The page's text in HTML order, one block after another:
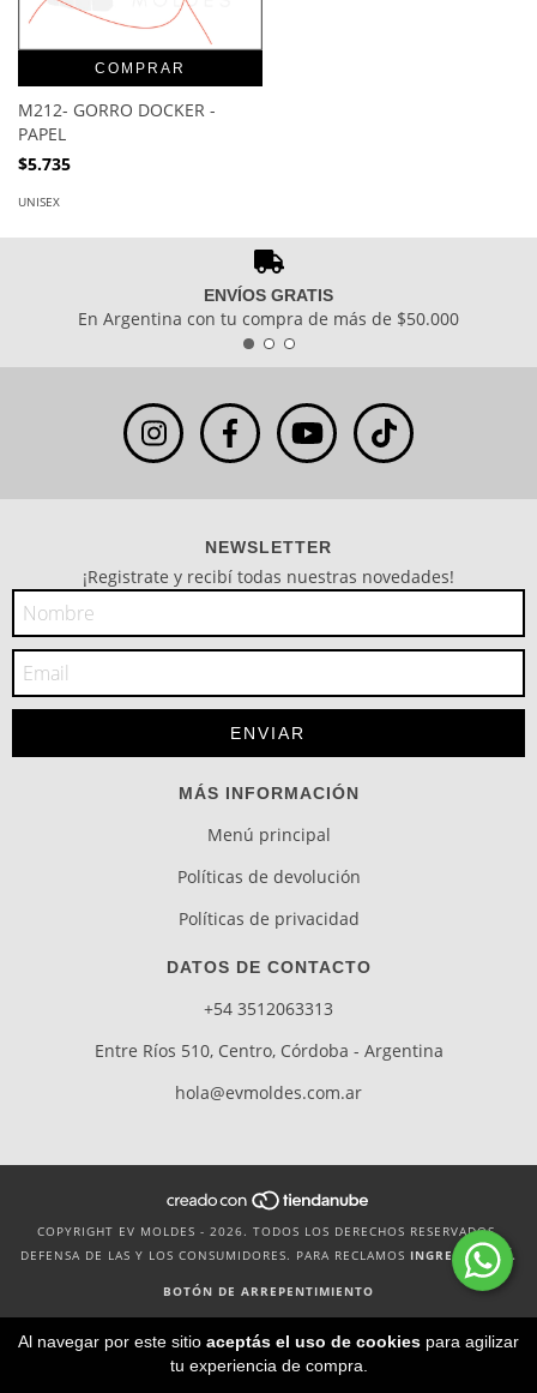
Al navegar por este sitio aceptás el uso de cookies para agilizar
tu experiencia de compra.
COMPRAR
M212- GORRO DOCKER -
PAPEL
$5.735
UNISEX
ENVÍOS GRATIS
En Argentina con tu compra de más de $50.000
NEWSLETTER
¡Registrate y recibí todas nuestras novedades!
MÁS INFORMACIÓN
Menú principal
Políticas de devolución
Políticas de privacidad
DATOS DE CONTACTO
+54 3512063313
Entre Ríos 510, Centro, Córdoba - Argentina
hola@evmoldes.com.ar
COPYRIGHT EV MOLDES - 2026. TODOS LOS DERECHOS RESERVADOS.
DEFENSA DE LAS Y LOS CONSUMIDORES. PARA RECLAMOS INGRESA AQUÍ.
BOTÓN DE ARREPENTIMIENTO